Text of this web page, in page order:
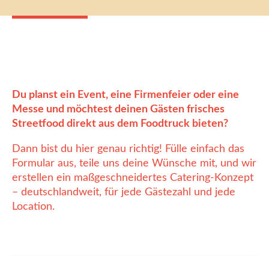
Du planst ein Event, eine Firmenfeier oder eine
Messe und möchtest deinen Gästen frisches
Streetfood direkt aus dem Foodtruck bieten?
Dann bist du hier genau richtig! Fülle einfach das
Formular aus, teile uns deine Wünsche mit, und wir
erstellen ein maßgeschneidertes Catering-Konzept
– deutschlandweit, für jede Gästezahl und jede
Location.